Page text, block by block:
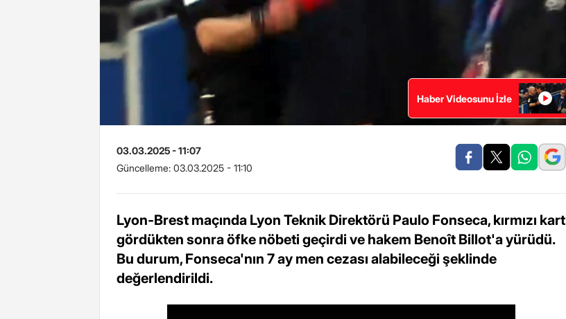
Haber Videosunu İzle
03.03.2025 - 11:07
Güncelleme: 03.03.2025 - 11:10
Lyon-Brest maçında Lyon Teknik Direktörü Paulo Fonseca, kırmızı kart
gördükten sonra öfke nöbeti geçirdi ve hakem Benoît Billot'a yürüdü.
Bu durum, Fonseca'nın 7 ay men cezası alabileceği şeklinde
değerlendirildi.